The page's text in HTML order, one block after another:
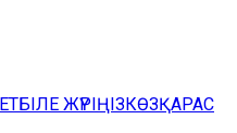
БІЛЕ ЖҮРІҢІЗКӨЗҚАРАС